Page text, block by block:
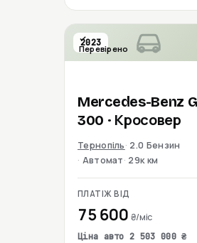
2023
Перевірено
Mercedes-Benz
300 · Кросовер
Тернопіль 2.0 Бензин
Автомат 29к км
ПЛАТІЖ ВІД
75 600 ₴/міс
Ціна авто 2 503 000 ₴